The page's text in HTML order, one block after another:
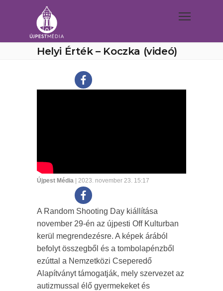
Helyi Érték – Koczka (videó)
Újpest Média | 2023. november 23. 15:17
A Random Shooting Day kiállítása
november 29-én az újpesti Off Kulturban
kerül megrendezésre. A képek árából
befolyt összegből és a tombolapénzből
ezúttal a Nemzetközi Cseperedő
Alapítványt támogatják, mely szervezet az
autizmussal élő gyermekeket és